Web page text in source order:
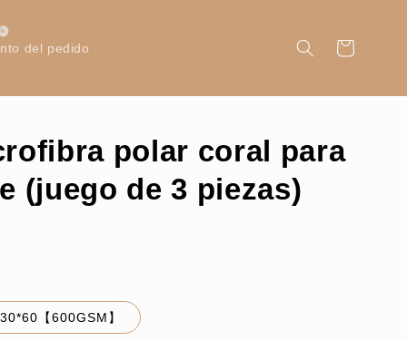
del pedido Carrito
polar coral para
(juego de 3 piezas)
30*60【600GSM】